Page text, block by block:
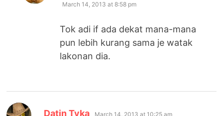
March 14, 2013 at 8:58 pm
Tok adi if ada dekat mana-mana
pun lebih kurang sama je watak
lakonan dia.
Datin Tyka says:
March 14, 2013 at 10:25 am